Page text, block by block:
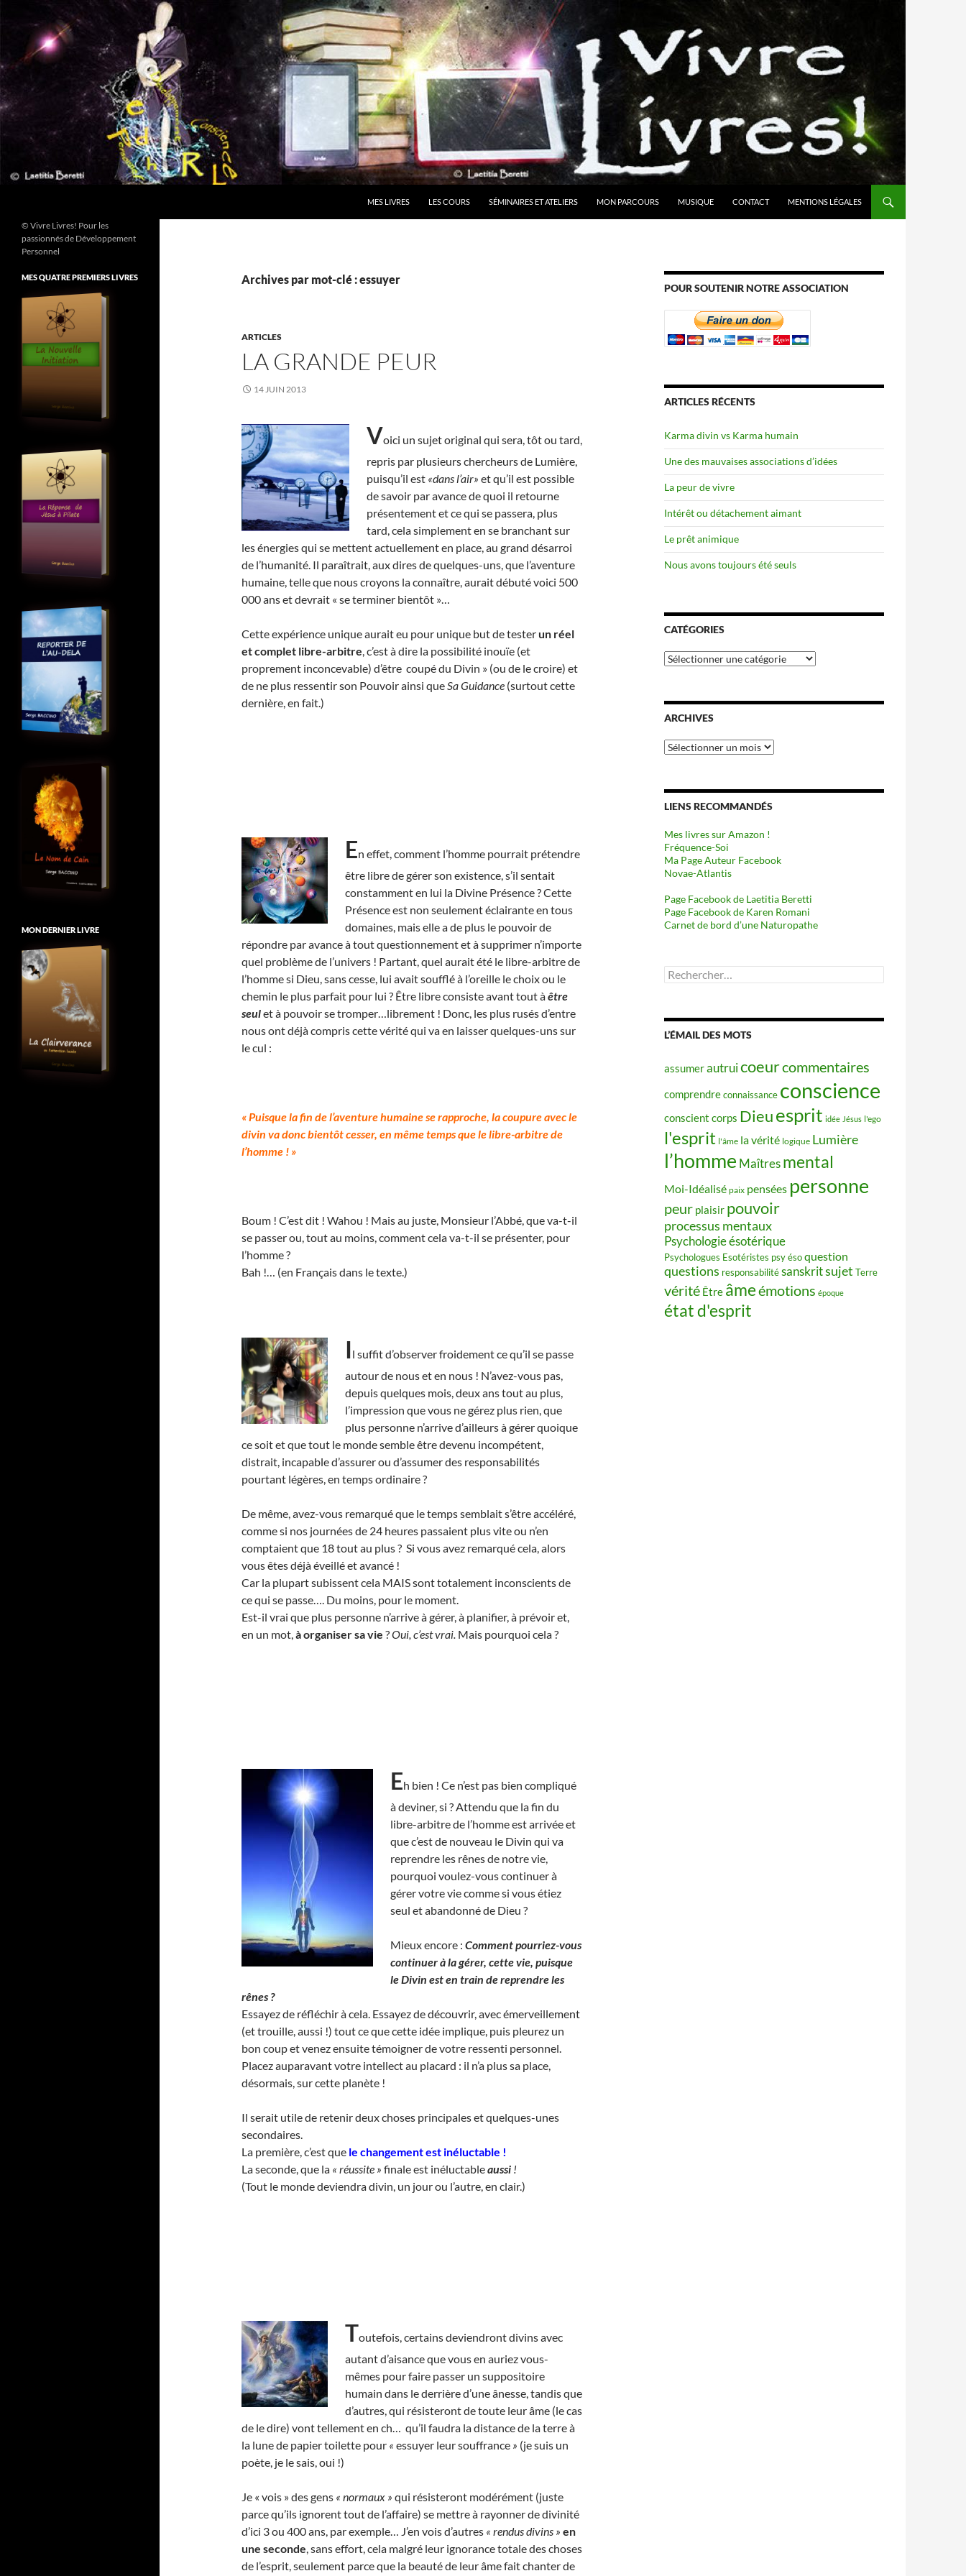
contenu
MES LIVRES LES COURS SÉMINAIRES ET ATELIERS MON PARCOURS MUSIQUE CONTACT MENTIONS LÉGALES
Archives par mot-clé : essuyer
ARTICLES
LA GRANDE PEUR
14 JUIN 2013
Voici un sujet original qui sera, tôt ou tard,
repris par plusieurs chercheurs de Lumière,
puisqu’il est «dans l’air» et qu’il est possible
de savoir par avance de quoi il retourne
présentement et ce qui se passera, plus
tard, cela simplement en se branchant sur
les énergies qui se mettent actuellement en place, au grand désarroi
de l’humanité. Il paraîtrait, aux dires de quelques-uns, que l’aventure
humaine, telle que nous croyons la connaître, aurait débuté voici 500
000 ans et devrait « se terminer bientôt »…
Cette expérience unique aurait eu pour unique but de testerun réel
et complet libre-arbitre, c’est à dire la possibilité inouïe (et
proprement inconcevable) d’être coupé du Divin » (ou de le croire) et
de ne plus ressentir son Pouvoir ainsi queSa Guidance (surtout cette
dernière, en fait.)
En effet, comment l’homme pourrait prétendre
être libre de gérer son existence, s’il sentait
constamment en lui la Divine Présence ? Cette
Présence est non seulement éclairante en tous
domaines, mais elle a de plus le pouvoir de
répondre par avance à tout questionnement et à supprimer n’importe
quel problème de l’univers ! Partant, quel aurait été le libre-arbitre de
l’homme si Dieu, sans cesse, lui avait soufflé à l’oreille le choix ou le
chemin le plus parfait pour lui ? Être libre consiste avant tout àêtre
seulet à pouvoir se tromper…librement ! Donc, les plus rusés d’entre
nous ont déjà compris cette vérité qui va en laisser quelques-uns sur
le cul :
« Puisque la fin de l’aventure humaine se rapproche, la coupure avec le
divin va donc bientôt cesser, en même temps que le libre-arbitre de
l’homme ! »
Boum ! C’est dit ! Wahou ! Mais au juste, Monsieur l’Abbé, que va-t-il
se passer ou, tout au moins, comment cela va-t-il se présenter, pour
l’homme ?
Bah !… (en Français dans le texte.)
Il suffit d’observer froidement ce qu’il se passe
autour de nous et en nous ! N’avez-vous pas,
depuis quelques mois, deux ans tout au plus,
l’impression que vous ne gérez plus rien, que
plus personne n’arrive d’ailleurs à gérer quoique
ce soit et que tout le monde semble être devenu incompétent,
distrait, incapable d’assurer ou d’assumer des responsabilités
pourtant légères, en temps ordinaire ?
De même, avez-vous remarqué que le temps semblait s’être accéléré,
comme si nos journées de 24 heures passaient plus vite ou n’en
comptaient que 18 tout au plus ? Si vous avez remarqué cela, alors
vous êtes déjà éveillé et avancé !
Car la plupart subissent cela MAIS sont totalement inconscients de
ce qui se passe…. Du moins, pour le moment.
Est-il vrai que plus personne n’arrive à gérer, à planifier, à prévoir et,
en un mot,à organiser sa vie ?Oui, c’est vrai. Mais pourquoi cela ?
Eh bien ! Ce n’est pas bien compliqué
à deviner, si ? Attendu que la fin du
libre-arbitre de l’homme est arrivée et
que c’est de nouveau le Divin qui va
reprendre les rênes de notre vie,
pourquoi voulez-vous continuer à
gérer votre vie comme si vous étiez
seul et abandonné de Dieu ?
Mieux encore : Comment pourriez-vous
continuer à la gérer, cette vie, puisque
le Divin est en train de reprendre les
rênes ?
Essayez de réfléchir à cela. Essayez de découvrir, avec émerveillement
(et trouille, aussi !) tout ce que cette idée implique, puis pleurez un
bon coup et venez ensuite témoigner de votre ressenti personnel.
Placez auparavant votre intellect au placard : il n’a plus sa place,
désormais, sur cette planète !
Il serait utile de retenir deux choses principales et quelques-unes
secondaires.
La première, c’est que le changement est inéluctable !
La seconde, que la « réussite » finale est inéluctableaussi !
(Tout le monde deviendra divin, un jour ou l’autre, en clair.)
Toutefois, certains deviendront divins avec
autant d’aisance que vous en auriez vous-
mêmes pour faire passer un suppositoire
humain dans le derrière d’une ânesse, tandis que
d’autres, qui résisteront de toute leur âme (le cas
de le dire) vont tellement en ch… qu’il faudra la distance de la terre à
la lune de papier toilette pour « essuyer leur souffrance » (je suis un
poète, je le sais, oui !)
Je « vois » des gens « normaux » qui résisteront modérément (juste
parce qu’ils ignorent tout de l’affaire) se mettre à rayonner de divinité
d’ici 3 ou 400 ans, par exemple… J’en vois d’autres « rendus divins » en
une seconde, sans effort, cela malgré leur ignorance totale des choses
de l’esprit, seulement parce que la beauté de leur âme fait chanter de
POUR SOUTENIR NOTRE ASSOCIATION
ARTICLES RÉCENTS
Karma divin vs Karma humain
Une des mauvaises associations d’idées
La peur de vivre
Intérêt ou détachement aimant
Le prêt animique
Nous avons toujours été seuls
CATÉGORIES
Catégories
ARCHIVES
Archives
LIENS RECOMMANDÉS
Mes livres sur Amazon !
Fréquence-Soi
Ma Page Auteur Facebook
Novae-Atlantis
Page Facebook de Laetitia Beretti
Page Facebook de Karen Romani
Carnet de bord d’une Naturopathe
Rechercher :
L’ÉMAIL DES MOTS
assumerautruicoeurcommentaires
comprendreconnaissance conscience
conscient corps Dieuesprit idée Jésus l'ego
l'esprit l'âme la vérité logique Lumière
l’homme Maîtres mental
Moi-Idéalisé paix pensées personne
peur plaisir pouvoir
processus mentaux
Psychologie ésotérique
Psychologues Esotéristes psy ésoquestion
questions responsabilitésanskritsujet Terre
vérité Être âmeémotions époque
état d'esprit
© Vivre Livres! Pour les
passionnés de Développement
Personnel
MES QUATRE PREMIERS LIVRES
MON DERNIER LIVRE